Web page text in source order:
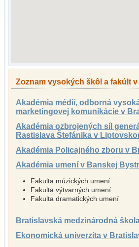
Zoznam vysokých škôl a fakúlt v
Akadémia médií, odborná
marketingovej komunikácie v
Akadémia ozbrojených síl
Rastislava Štefánika v
Akadémia Policajného zboru v
Akadémia umení v Banskej
Fakulta múzických umení
Fakulta výtvarných umení
Fakulta dramatických umení
Bratislavská medzinárodná
Ekonomická univerzita v